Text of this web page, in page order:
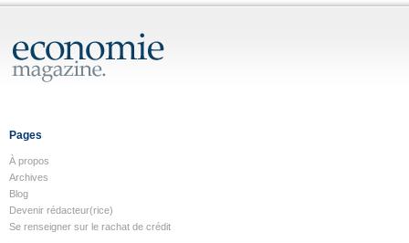
Pages
À propos
Archives
Blog
Devenir rédacteur(rice)
Se renseigner sur le rachat de crédit